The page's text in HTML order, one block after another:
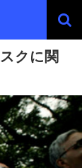
クに関